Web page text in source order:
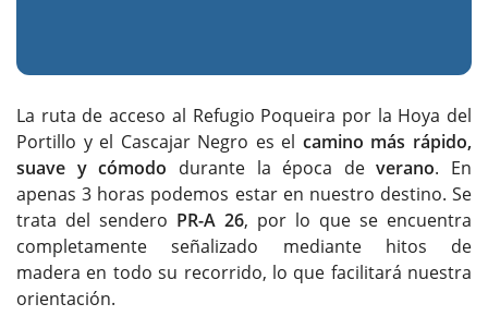
La ruta de acceso al Refugio Poqueira por la Hoya del
Portillo y el Cascajar Negro es el camino más rápido,
suave y cómodo durante la época deverano. En
apenas 3 horas podemos estar en nuestro destino. Se
trata del sendero PR-A 26, por lo que se encuentra
completamente señalizado mediante hitos de
madera en todo su recorrido, lo que facilitará nuestra
orientación.